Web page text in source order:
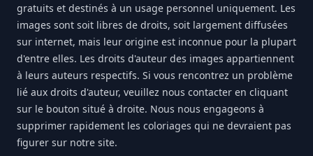
gratuits et destinés à un usage personnel uniquement. Les
images sont soit libres de droits, soit largement diffusées
sur internet, mais leur origine est inconnue pour la plupart
d'entre elles. Les droits d'auteur des images appartiennent
à leurs auteurs respectifs. Si vous rencontrez un problème
lié aux droits d'auteur, veuillez nous contacter en cliquant
sur le bouton situé à droite. Nous nous engageons à
supprimer rapidement les coloriages qui ne devraient pas
figurer sur notre site.